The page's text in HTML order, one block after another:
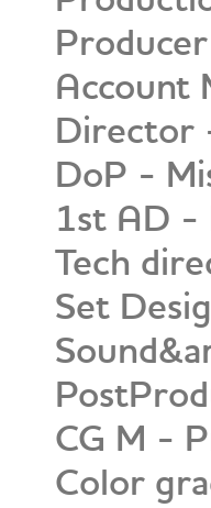
Account
Director
DoP -
1st AD -
Tech
Set
CG M -
Color